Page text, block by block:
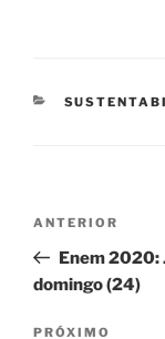
Post
Post
anterior
ANTERIOR
Enem 2020:
domingo (24)
Próximo
PRÓXIMO